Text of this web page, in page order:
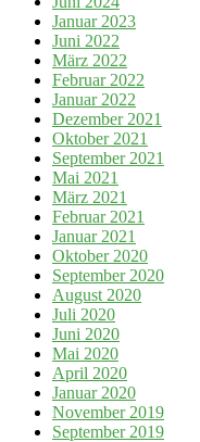
Januar 2023
Juni 2022
März 2022
Februar 2022
Januar 2022
Dezember 2021
Oktober 2021
September 2021
Mai 2021
März 2021
Februar 2021
Januar 2021
Oktober 2020
September 2020
August 2020
Juli 2020
Juni 2020
Mai 2020
April 2020
Januar 2020
November 2019
September 2019